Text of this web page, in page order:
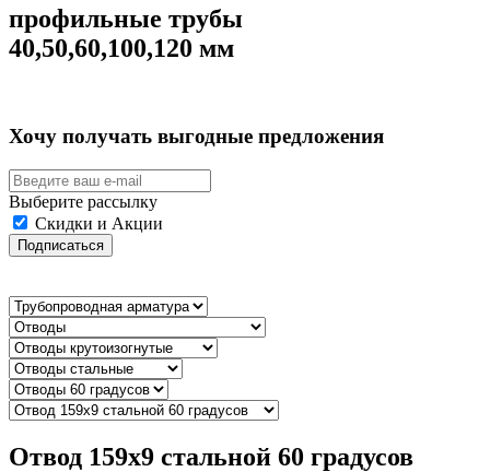
профильные трубы
40,50,60,100,120 мм
Хочу получать выгодные предложения
Выберите рассылку
Скидки и Акции
Подписаться
Отвод 159х9 стальной 60 градусов